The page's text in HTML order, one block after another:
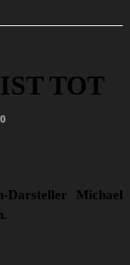
TOT
Darsteller Michael